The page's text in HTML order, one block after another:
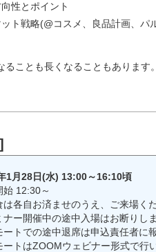
性とポイント
ット戦略(@コスメ、良品計画、パ
ことも長くなることもあります
1月28日(水) 13:00～16:10頃
始 12:30～
は各自お済ませのうえ、ご来場く
ナー開催中の途中入場はお断りし
ートでの途中退席は申込責任者に
ートはZOOMウェビナー形式で行